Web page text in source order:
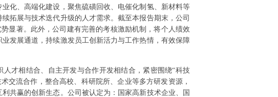
化、高端化建设，聚焦硫磺回收、电催化制氢、新材料等
拓展与技术迭代升级的人才需求。截至本报告期末，公司
显著。此外，公司建有完善的考核激励机制，将个人绩效
发展通道，持续激发员工创新活力与工作热情，有效保障
才相结合、自主开发与合作开发相结合，紧密围绕“科技
交流合作，整合高校、科研院所、企业等多方研发资源，
共赢的创新生态。公司被认定为：国家高新技术企业、国